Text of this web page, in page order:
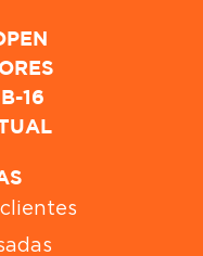
16